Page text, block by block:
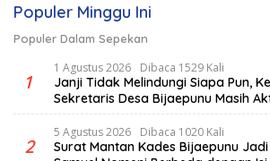
Populer Minggu Ini
Populer Dalam Sepekan
1
1 Agustus 2026 Dibaca 1529 Kali
Janji Tidak Melindungi Siapa Pun,
Sekretaris Desa Bijaepunu Masih
penjelasan Ketua Komisi I DPRD
2
5 Agustus 2026 Dibaca 1020 Kali
Surat Mantan Kades Bijaepunu